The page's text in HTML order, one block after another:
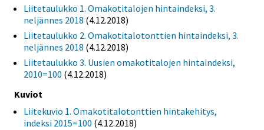
Liitetaulukko 1. Omakotitalojen hintaindeksi, 3.
neljännes 2018 (4.12.2018)
Liitetaulukko 2. Omakotitalotonttien hintaindeksi, 3.
neljännes 2018 (4.12.2018)
Liitetaulukko 3. Uusien omakotitalojen hintaindeksi,
2010=100 (4.12.2018)
Kuviot
Liitekuvio 1. Omakotitalotonttien hintakehitys,
indeksi 2015=100 (4.12.2018)